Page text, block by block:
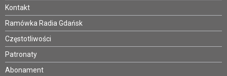
Kontakt
Ramówka Radia Gdańsk
Częstotliwości
Patronaty
Abonament